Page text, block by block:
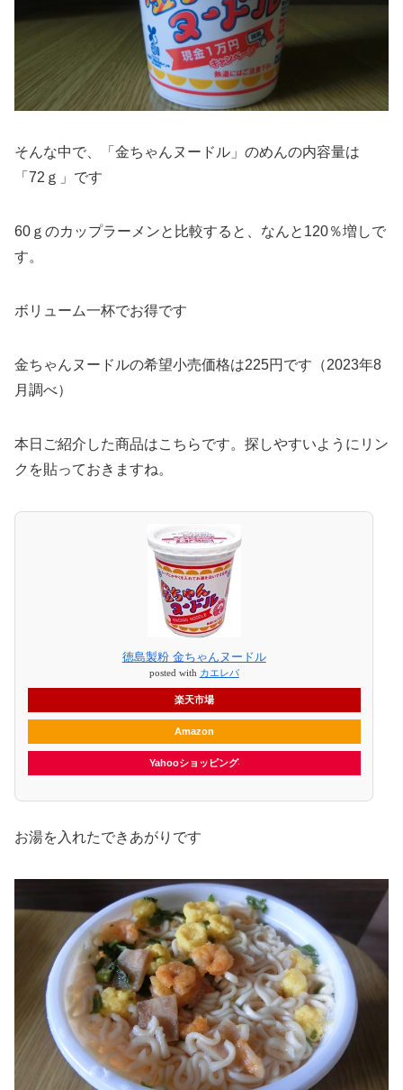
そんな中で、「金ちゃんヌードル」のめんの内容量は
「72ｇ」です
60ｇのカップラーメンと比較すると、なんと120％増しで
す。
ボリューム一杯でお得です
金ちゃんヌードルの希望小売価格は225円です（2023年8
月調べ）
本日ご紹介した商品はこちらです。探しやすいようにリン
クを貼っておきますね。
徳島製粉 金ちゃんヌードル
posted with カエレバ
楽天市場
Amazon
Yahooショッピング
お湯を入れたできあがりです